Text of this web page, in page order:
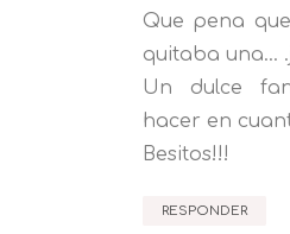
Que pena
quitaba una...
Un dulce
hacer en
Besitos!!!
RESPONDER